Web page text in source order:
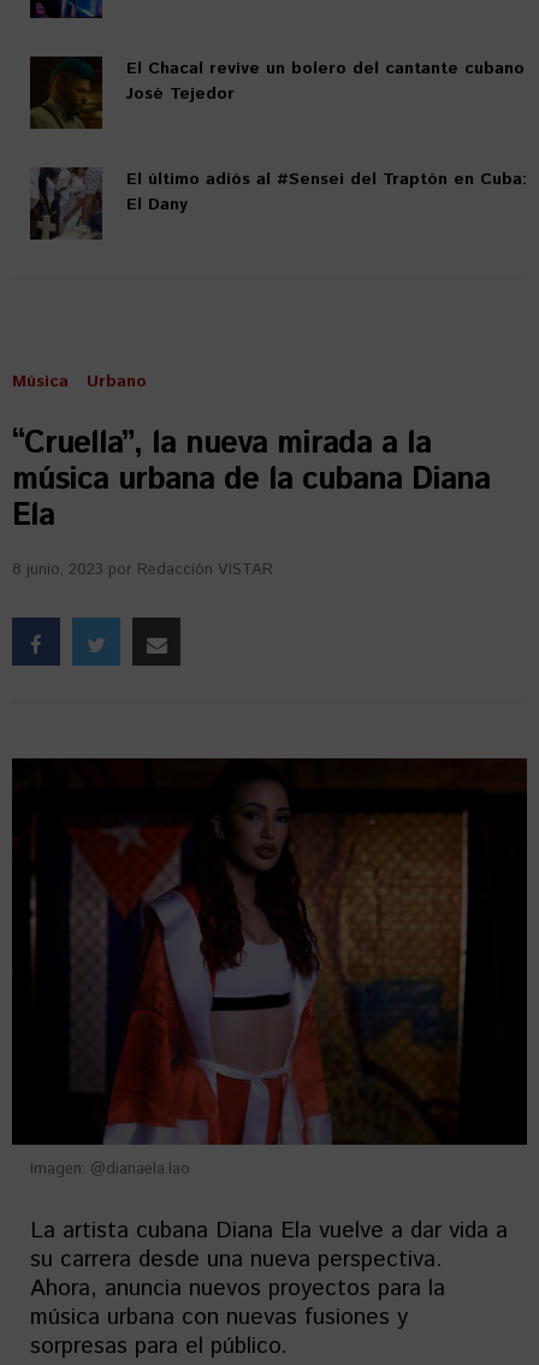
El Chacal revive un bolero del cantante cubano
José Tejedor
El último adiós al #Sensei del Traptón en Cuba:
El Dany
Música Urbano
“Cruella”, la nueva mirada a la
música urbana de la cubana Diana
Ela
8 junio, 2023 por Redacción VISTAR
Imagen: @dianaela.lao
La artista cubana Diana Ela vuelve a dar vida a
su carrera desde una nueva perspectiva.
Ahora, anuncia nuevos proyectos para la
música urbana con nuevas fusiones y
sorpresas para el público.